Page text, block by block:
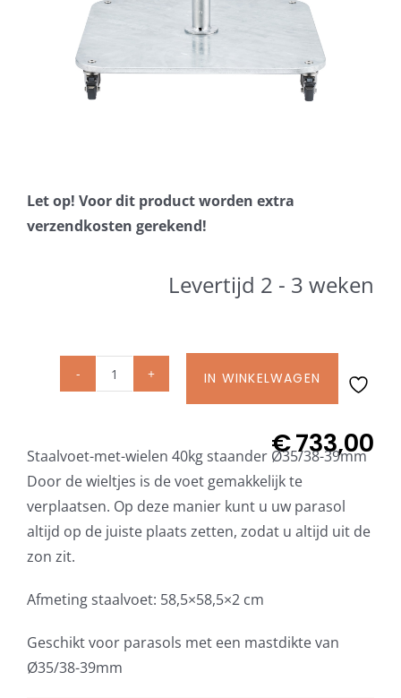
Snel leverbaar
Parasolvoeten
Beschermhoezen
Glatz parasoldoeken
Glatz stofstalen collectie Sampleboeken
Umbrosa en Paraflex parasoldoeken
Let op! Voor dit product worden extra
verzendkosten gerekend!
Levertijd 2 - 3 weken
Glatz
40
kg
met
wielen
Ø
35/38-
39
IN WINKELWAGEN
€733,00
Staalvoet-met-wielen 40kg staander Ø35/38-39mm
Door de wieltjes is de voet gemakkelijk te
verplaatsen. Op deze manier kunt u uw parasol
altijd op de juiste plaats zetten, zodat u altijd uit de
zon zit.
Afmeting staalvoet: 58,5×58,5×2 cm
Geschikt voor parasols met een mastdikte van
Ø35/38-39mm